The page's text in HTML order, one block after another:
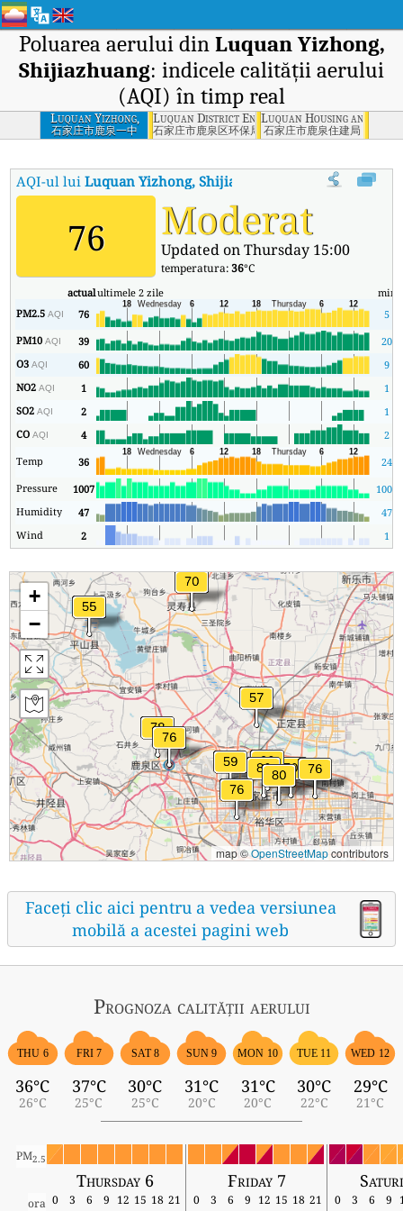
Poluarea aerului din Luquan Yizhong,
Shijiazhuang: indicele calității aerului
(AQI) în timp real
Luquan Yizhong,
Shijiazhuang
石家庄市鹿泉一中
Luquan District Environmental Protection
石家庄市鹿泉区环保局
Luquan Housing and
石家庄市鹿泉住建局
AQI-ul luiLuquan Yizhong, Shijiazhuang Indicele calității
76 Moderat
Updated on Thursday 15:00
temperatura:36°C
actualultimele 2 zile min
PM2.5AQI 76
5
PM10AQI 39
20
O3AQI 60
9
NO2AQI 1
1
SO2AQI 2
1
COAQI 4
2
Temp
36
24
Pressure
1007 1007
Humidity
47
47
Wind
2 1
+
−
map ©OpenStreetMapcontributors
Faceți clic aici pentru a vedea versiunea
mobilă a acestei pagini web
Prognoza calității aerului
THU 6
36°C
26°C
FRI 7
37°C
25°C
SAT 8
30°C
25°C
SUN 9
31°C
20°C
MON 10
31°C
20°C
TUE 11
30°C
22°C
WED 12
29°C
21°C
PM2.5
Thursday 6 Friday 7
ora 0 3 6 9 12 15 18 21 0 3 6 9 12 15 18 21 0 3 6 9